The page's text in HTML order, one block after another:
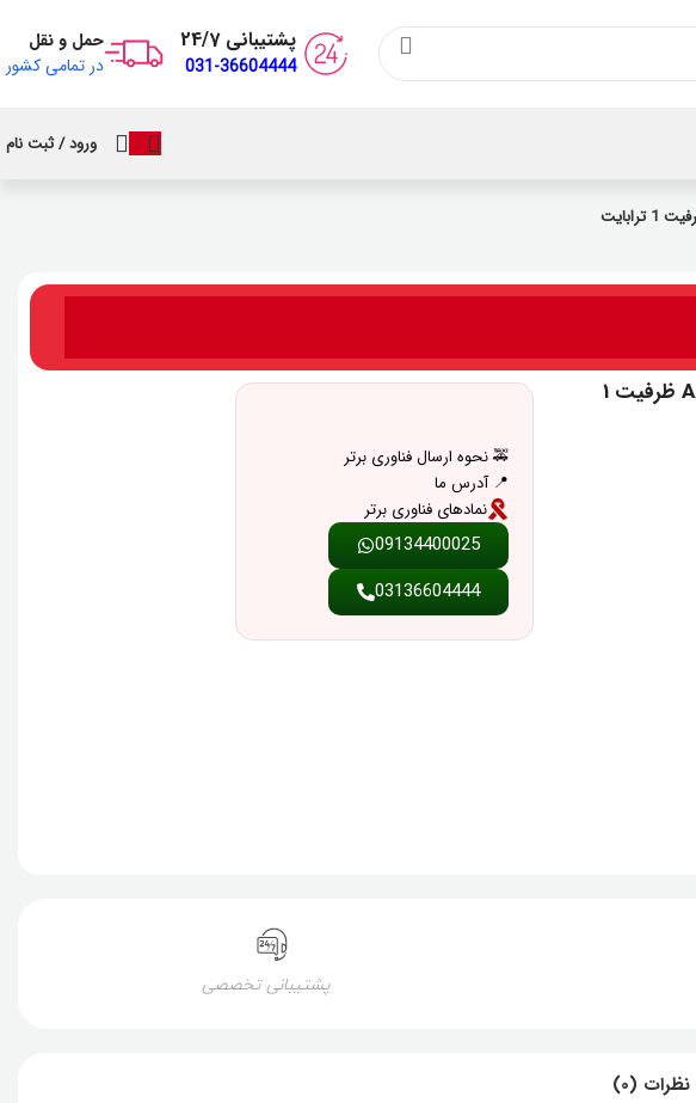
پشتیبانی 24/7
031-36604444
حمل و نقل
در تمامی کشور
ورود / ثبت نام
هارددیسک اکسترنال سیلیکون پاور A85 ظرفیت 1
🚕 نحوه ارسال فناوری برتر
📍 آدرس ما
نمادهای فناوری برتر
09134400025
03136604444
پشتیبانی تخصصی
نظرات (0)